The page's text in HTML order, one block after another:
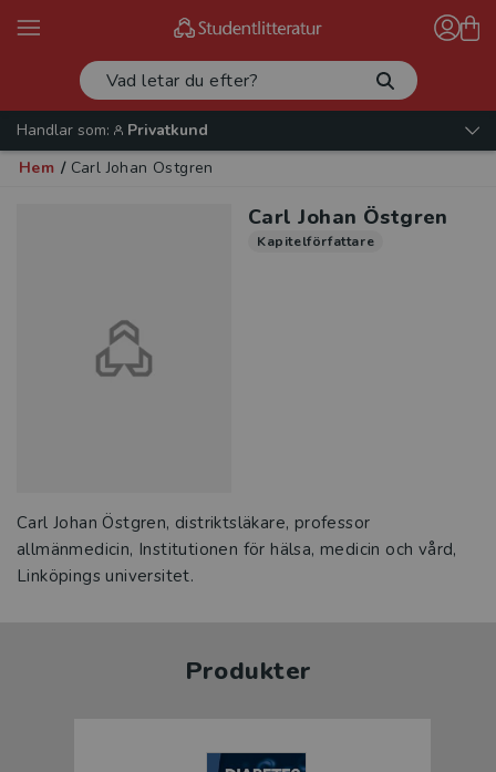
Handlar som:
Privatkund
Hem / Carl Johan Östgren
Carl Johan Östgren
Kapitelförfattare
Carl Johan Östgren, distriktsläkare, professor
allmänmedicin, Institutionen för hälsa, medicin och vård,
Linköpings universitet.
Produkter